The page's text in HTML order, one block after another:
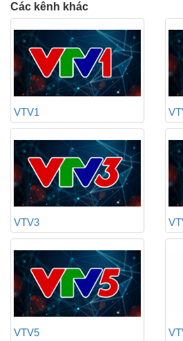
Các kênh khác
VTV1
VTV3
VTV5